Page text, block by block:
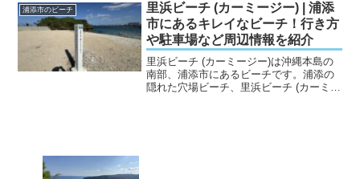
浦添市のビーチ
里浜ビーチ (カーミージー) | 浦添
市にあるキレイなビーチ！行き方
や駐車場など周辺情報を紹介
里浜ビーチ (カーミージー)は沖縄本島の
南部、浦添市にあるビーチです。浦添の
隠れた穴場ビーチ、里浜ビーチ (カーミー